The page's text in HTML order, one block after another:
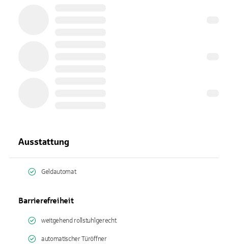
Ausstattung
Geldautomat
Barrierefreiheit
weitgehend rollstuhlgerecht
automatischer Türöffner